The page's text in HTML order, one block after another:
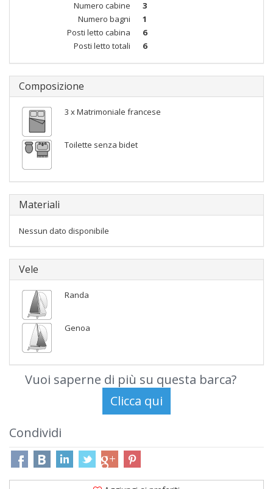
Numero cabine
3
Numero bagni
1
Posti letto cabina
6
Posti letto totali
6
Composizione
3 x Matrimoniale francese
Toilette senza bidet
Materiali
Nessun dato disponibile
Vele
Randa
Genoa
Vuoi saperne di più su questa barca?
Condividi